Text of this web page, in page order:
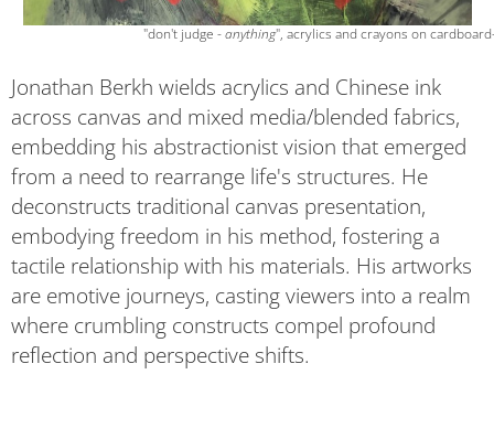
                                        "don't judge -
anything", acrylics and crayons on
Jonathan Berkh wields acrylics and Chinese ink
across canvas and mixed media/blended fabrics,
embedding his abstractionist vision that emerged
from a need to rearrange life's structures. He
deconstructs traditional canvas presentation,
embodying freedom in his method, fostering a
tactile relationship with his materials. His artworks
are emotive journeys, casting viewers into a realm
where crumbling constructs compel profound
reflection and perspective shifts.